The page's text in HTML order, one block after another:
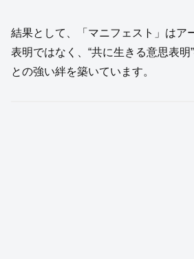
結果として、「マニフェスト」はア
表明ではなく、“共に生きる意思表
との強い絆を築いています。